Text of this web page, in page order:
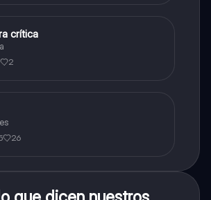
crítica
2
y Ciudadanas
26